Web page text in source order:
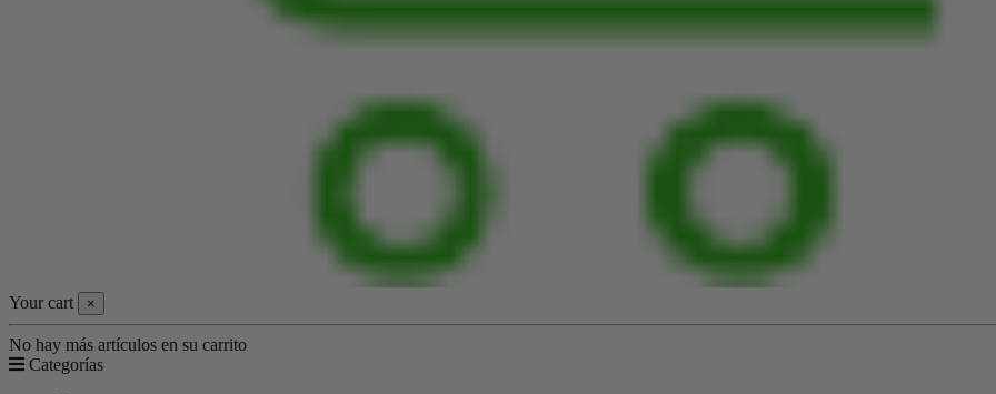
Your cart ×
No hay más artículos en su carrito
Categorías